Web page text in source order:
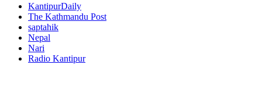
KantipurDaily
The Kathmandu Post
saptahik
Nepal
Nari
Radio Kantipur